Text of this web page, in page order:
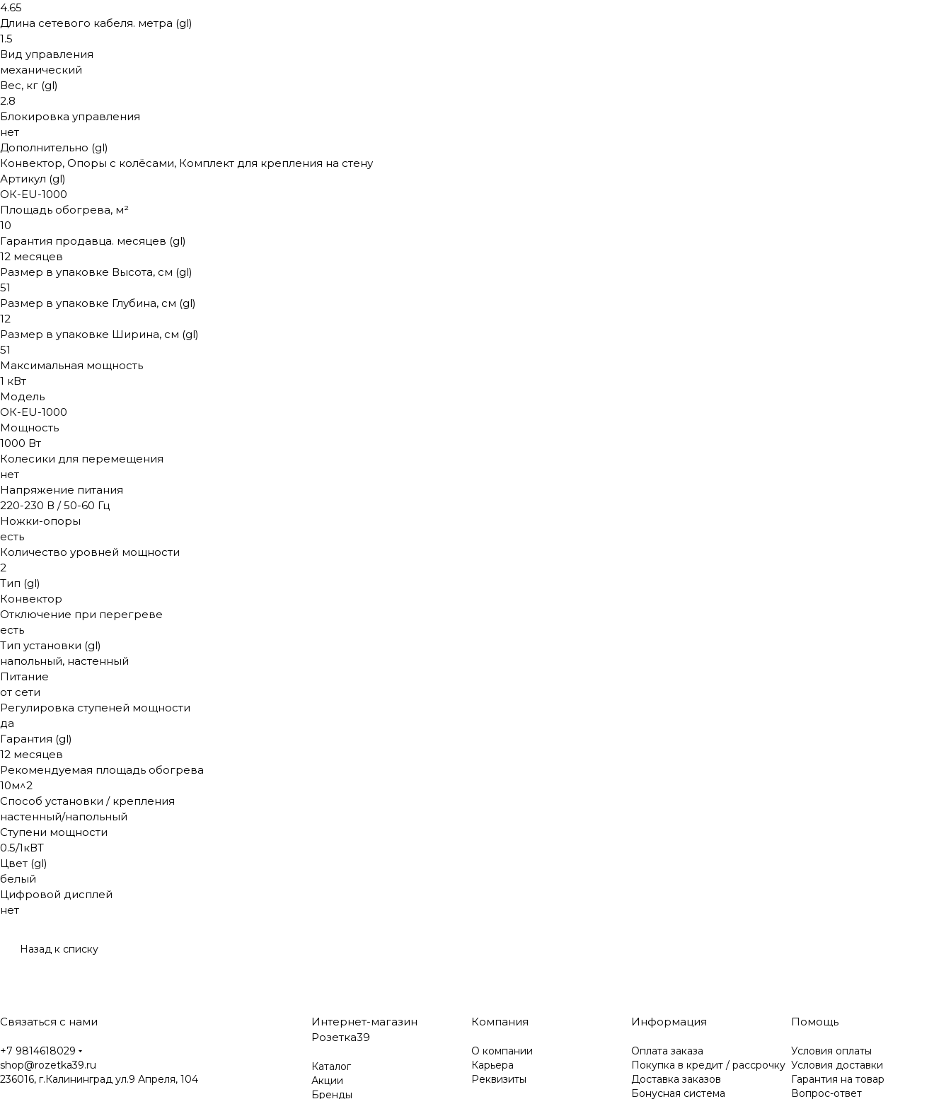
4.65
Длина сетевого кабеля. метра (gl)
1.5
Вид управления
механический
Вес, кг (gl)
2.8
Блокировка управления
нет
Дополнительно (gl)
Конвектор, Опоры с колёсами, Комплект для крепления на стену
Артикул (gl)
ОК-EU-1000
Площадь обогрева, м²
10
Гарантия продавца. месяцев (gl)
12 месяцев
Размер в упаковке Высота, см (gl)
51
Размер в упаковке Глубина, см (gl)
12
Размер в упаковке Ширина, см (gl)
51
Максимальная мощность
1 кВт
Модель
ОК-EU-1000
Мощность
1000 Вт
Колесики для перемещения
нет
Напряжение питания
220-230 В / 50-60 Гц
Ножки-опоры
есть
Количество уровней мощности
2
Тип (gl)
Конвектор
Отключение при перегреве
есть
Тип установки (gl)
напольный, настенный
Питание
от сети
Регулировка ступеней мощности
да
Гарантия (gl)
12 месяцев
Рекомендуемая площадь обогрева
10м^2
Способ установки / крепления
настенный/напольный
Ступени мощности
0.5/1кВТ
Цвет (gl)
белый
Цифровой дисплей
нет
Назад к списку
Связаться с нами
+7 9814618029
shop@rozetka39.ru
236016, г.Калининград ул.9 Апреля, 104
Интернет-магазин
Розетка39
Каталог
Акции
Бренды
Компания
О компании
Карьера
Реквизиты
Информация
Оплата заказа
Покупка в кредит / рассрочку
Доставка заказов
Бонусная система
Помощь
Условия оплаты
Условия доставки
Гарантия на товар
Вопрос-ответ